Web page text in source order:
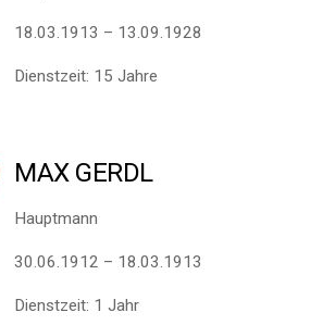
18.03.1913 – 13.09.1928
Dienstzeit: 15 Jahre
MAX GERDL
Hauptmann
30.06.1912 – 18.03.1913
Dienstzeit: 1 Jahr